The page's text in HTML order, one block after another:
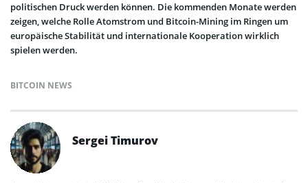
politischen Druck werden können. Die kommenden Monate werden
zeigen, welche Rolle Atomstrom und Bitcoin-Mining im Ringen um
europäische Stabilität und internationale Kooperation wirklich
spielen werden.
BITCOIN NEWS
Sergei Timurov